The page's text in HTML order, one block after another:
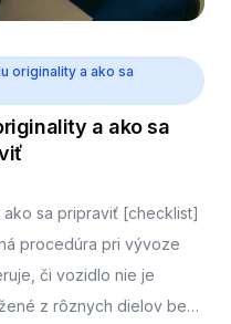
originality a ako sa
a ako sa
sa pripraviť [checklist]
procedúra pri vývoze
či vozidlo nie je
z rôznych dielov bez